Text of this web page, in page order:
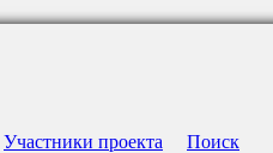
Участники проекта Поиск